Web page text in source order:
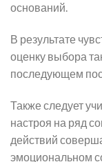
оснований.
В результате
оценку выбора
последующем
Также следует
настроя на ряд
действий
эмоциональном